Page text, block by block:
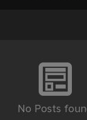
No Posts